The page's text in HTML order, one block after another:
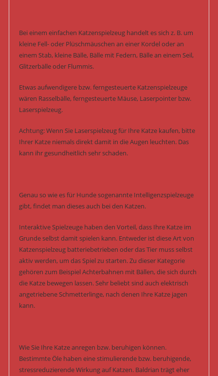
Bei einem einfachen Katzenspielzeug handelt es sich z. B. um
kleine Fell- oder Plüschmäuschen an einer Kordel oder an
einem Stab, kleine Bälle, Bälle mit Federn, Bälle an einem Seil,
Glitzerbälle oder Flummis.
Etwas aufwendigere bzw. ferngesteuerte Katzenspielzeuge
wären Rasselbälle, ferngesteuerte Mäuse, Laserpointer bzw.
Laserspielzeug.
Achtung: Wenn Sie Laserspielzeug für Ihre Katze kaufen, bitte
Ihrer Katze niemals direkt damit in die Augen leuchten. Das
kann ihr gesundheitlich sehr schaden.
Genau so wie es für Hunde sogenannte Intelligenzspielzeuge
gibt, findet man dieses auch bei den Katzen.
Interaktive Spielzeuge haben den Vorteil, dass Ihre Katze im
Grunde selbst damit spielen kann. Entweder ist diese Art von
Katzenspielzeug batteriebetrieben oder das Tier muss selbst
aktiv werden, um das Spiel zu starten. Zu dieser Kategorie
gehören zum Beispiel Achterbahnen mit Bällen, die sich durch
die Katze bewegen lassen. Sehr beliebt sind auch elektrisch
angetriebene Schmetterlinge, nach denen Ihre Katze jagen
kann.
Wie Sie Ihre Katze anregen bzw. beruhigen können.
Bestimmte Öle haben eine stimulierende bzw. beruhigende,
stressreduzierende Wirkung auf Katzen. Baldrian trägt eher